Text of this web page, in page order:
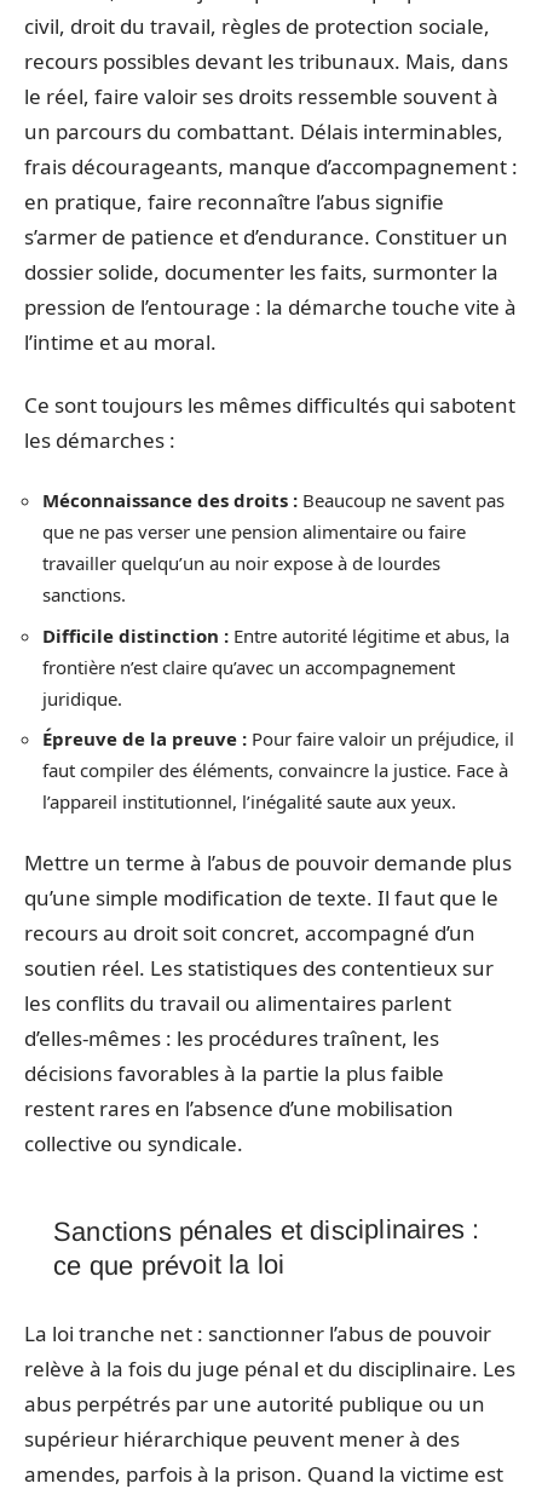
civil, droit du travail, règles de protection sociale,
recours possibles devant les tribunaux. Mais, dans
le réel, faire valoir ses droits ressemble souvent à
un parcours du combattant. Délais interminables,
frais décourageants, manque d’accompagnement :
en pratique, faire reconnaître l’abus signifie
s’armer de patience et d’endurance. Constituer un
dossier solide, documenter les faits, surmonter la
pression de l’entourage : la démarche touche vite à
l’intime et au moral.
Ce sont toujours les mêmes difficultés qui sabotent
les démarches :
Méconnaissance des droits : Beaucoup ne savent pas
que ne pas verser une pension alimentaire ou faire
travailler quelqu’un au noir expose à de lourdes
sanctions.
Difficile distinction : Entre autorité légitime et abus, la
frontière n’est claire qu’avec un accompagnement
juridique.
Épreuve de la preuve : Pour faire valoir un préjudice, il
faut compiler des éléments, convaincre la justice. Face à
l’appareil institutionnel, l’inégalité saute aux yeux.
Mettre un terme à l’abus de pouvoir demande plus
qu’une simple modification de texte. Il faut que le
recours au droit soit concret, accompagné d’un
soutien réel. Les statistiques des contentieux sur
les conflits du travail ou alimentaires parlent
d’elles-mêmes : les procédures traînent, les
décisions favorables à la partie la plus faible
restent rares en l’absence d’une mobilisation
collective ou syndicale.
Sanctions pénales et disciplinaires :
ce que prévoit la loi
La loi tranche net : sanctionner l’abus de pouvoir
relève à la fois du juge pénal et du disciplinaire. Les
abus perpétrés par une autorité publique ou un
supérieur hiérarchique peuvent mener à des
amendes, parfois à la prison. Quand la victime est